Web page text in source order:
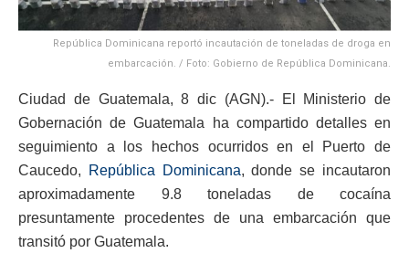
República Dominicana reportó incautación de toneladas de droga en
embarcación. / Foto: Gobierno de República Dominicana.
Ciudad de Guatemala, 8 dic (AGN).- El Ministerio de
Gobernación de Guatemala ha compartido detalles en
seguimiento a los hechos ocurridos en el Puerto de
Caucedo,
República Dominicana, donde se incautaron
aproximadamente 9.8 toneladas de cocaína
presuntamente procedentes de una embarcación que
transitó por Guatemala.